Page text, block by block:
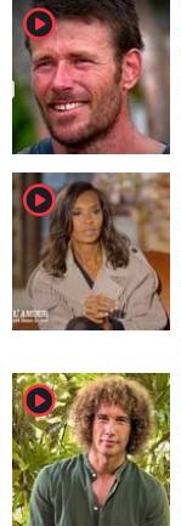
player2
player2
player2